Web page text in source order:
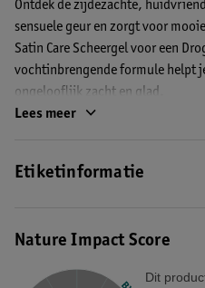
Ontdek de zijdezachte,
sensuele geur en zorgt voor
Satin Care Scheergel voor een
vochtinbrengende formule helpt
ongelooflijk zacht en glad.
EAN
Lees meer
Etiketinformatie
Nature Impact Score
Dit